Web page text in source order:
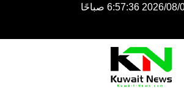
NE
NEWS
ELEMENTOR